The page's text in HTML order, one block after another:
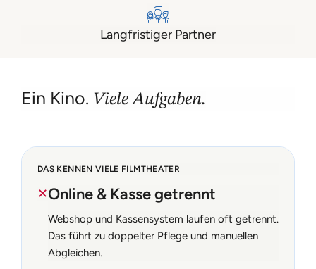
Langfristiger Partner
Ein Kino. Viele Aufgaben.
DAS KENNEN VIELE FILMTHEATER
✕Online & Kasse getrennt
Webshop und Kassensystem laufen oft getrennt.
Das führt zu doppelter Pflege und manuellen
Abgleichen.